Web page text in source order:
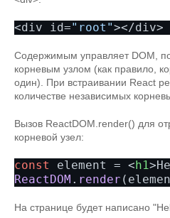
<div id="root"></div>
Содержимым управляет DOM,
корневым узлом (как правило,
один). При встраивании React
количестве независимых
Вызов ReactDOM.render() для
корневой узел:
const element = <h1>
ReactDOM . render
На странице будет написано